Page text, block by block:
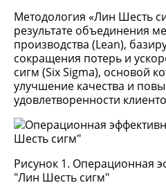
Методология «Лин Шесть
результате объединения
производства (Lean),
сокращения потерь и
сигм (Six Sigma), основой
улучшение качества и
удовлетворенности
Рисунок 1. Операционная
"Лин Шесть сигм"